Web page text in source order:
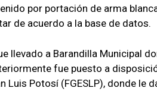
por portación de arma
de acuerdo a la base de datos.
llevado a Barandilla Municipal
fue puesto a
Luis Potosí (FGESLP), donde le